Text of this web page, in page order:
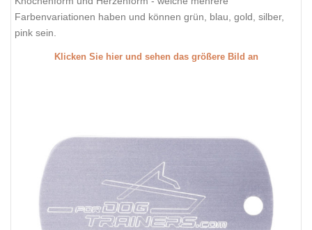
Farbenvariationen haben und können grün, blau, gold, silber,
pink sein.
Klicken Sie hier und sehen das größere Bild an